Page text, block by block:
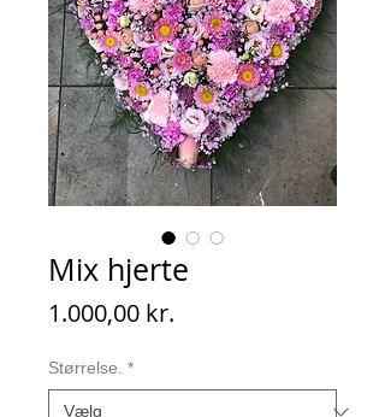
Mix hjerte
1.000,00 kr.
Størrelse. *